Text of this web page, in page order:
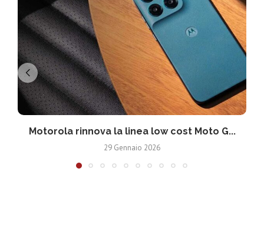
Motorola rinnova la linea low cost Moto G...
29 Gennaio 2026